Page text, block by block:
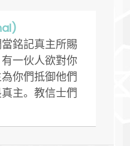
銘記真主所賜
一伙人欲對你
你們抵御他們
主。教信士們